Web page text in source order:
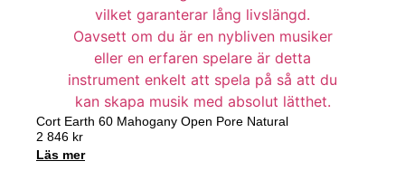
Cort Earth 60 Mahogany Open Pore Natural
2 846 kr
Läs mer